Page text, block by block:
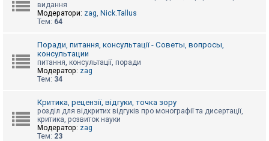
м
о
г
видання
Модератори: zag, Nick.Tallus
Тем: 64
Поради, питання, консультації - Советы, вопросы,
консультации
питання, консультації, поради
Модератор: zag
Тем: 34
Критика, рецензії, відгуки, точка зору
розділ для відкритих відгуків про монографії та дисертації,
критика, розвиток науки
Модератор: zag
Тем: 23